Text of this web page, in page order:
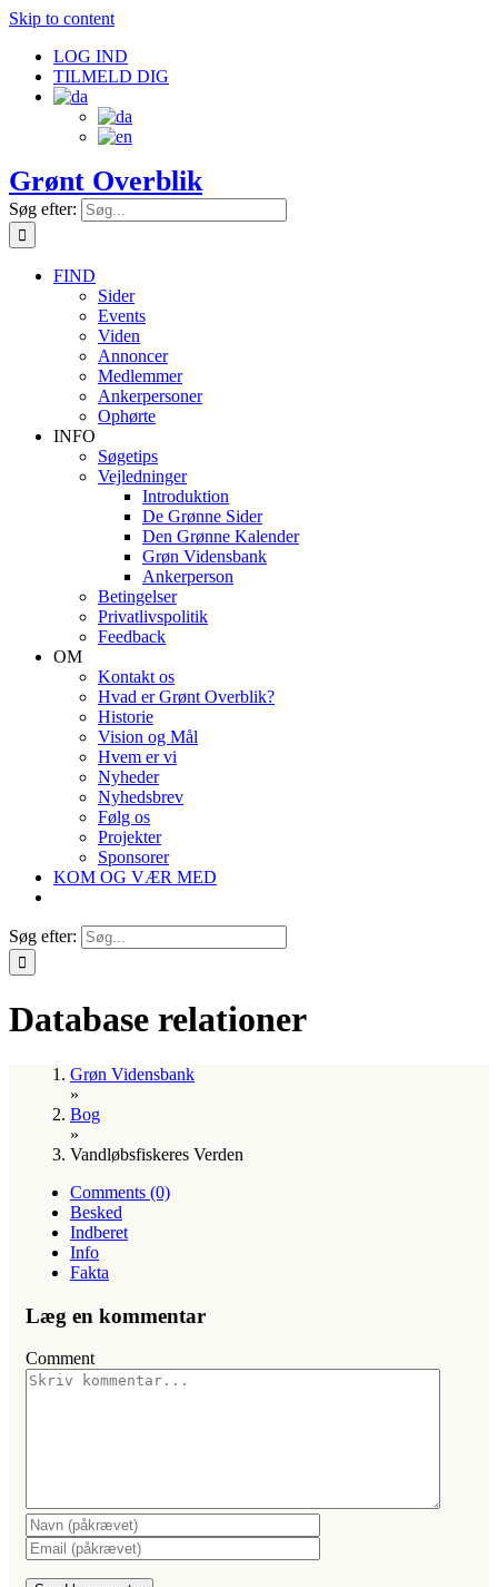
Skip to content
LOG IND
TILMELD DIG
Grønt Overblik
Søg efter:
FIND
Sider
Events
Viden
Annoncer
Medlemmer
Ankerpersoner
Ophørte
INFO
Søgetips
Vejledninger
Introduktion
De Grønne Sider
Den Grønne Kalender
Grøn Vidensbank
Ankerperson
Betingelser
Privatlivspolitik
Feedback
OM
Kontakt os
Hvad er Grønt Overblik?
Historie
Vision og Mål
Hvem er vi
Nyheder
Nyhedsbrev
Følg os
Projekter
Sponsorer
KOM OG VÆR MED
Søg efter:
Database relationer
Grøn Vidensbank
»
Bog
»
Vandløbsfiskeres Verden
Comments (0)
Besked
Indberet
Info
Fakta
Læg en kommentar
Comment